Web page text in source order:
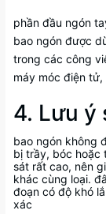
phần đầu ngón
bao ngón được
trong các công
máy móc điện
4. Lưu ý
bao ngón không
bị trầy, bóc hoặc
sát rất cao, nên
khác cùng loại.
đoạn có độ khó
xác